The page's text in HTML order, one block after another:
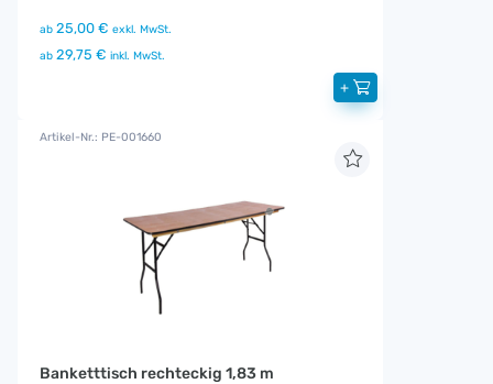
ab 25,00 € exkl. MwSt.
ab 29,75 € inkl. MwSt.
+
Artikel-Nr.: PE-001660
Banketttisch rechteckig 1,83 m